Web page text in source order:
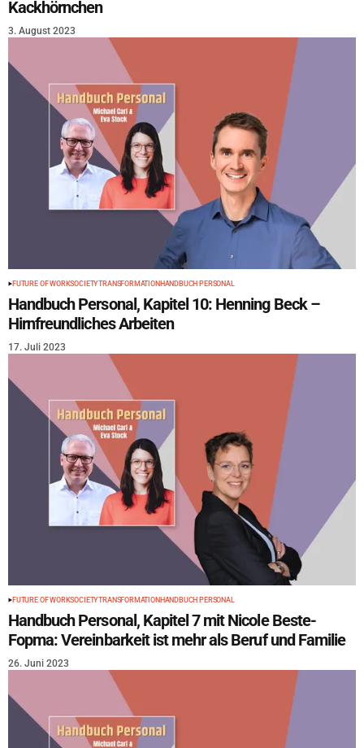
Kackhörnchen
3. August 2023
FUTURE OF WORKSOCIETYTRANSFORMATION HANDBUCH PERSONAL
Handbuch Personal, Kapitel 10: Henning Beck –
Hirnfreundliches Arbeiten
17. Juli 2023
FUTURE OF WORKSOCIETYTRANSFORMATION HANDBUCH PERSONAL
Handbuch Personal, Kapitel 7 mit Nicole Beste-
Fopma: Vereinbarkeit ist mehr als Beruf und Familie
26. Juni 2023